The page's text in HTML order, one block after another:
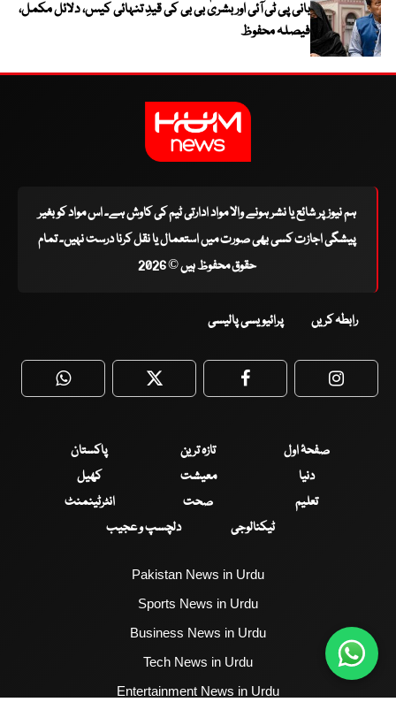
بانی پی ٹی آئی اور بشریٰ بی بی کی قیدِ تنہائی کیس، دلائل مکمل،
فیصلہ محفوظ
ہم نیوز پر شائع یا نشر ہونے والا مواد ادارتی ٹیم کی کاوش ہے۔ اس مواد کو بغیر
پیشگی اجازت کسی بھی صورت میں استعمال یا نقل کرنا درست نہیں۔ تمام
حقوق محفوظ ہیں © 2026
رابطہ کریں پرائیویسی پالیسی
WhatsApp Twitter Facebook
صفحۂ اول تازہ ترین
پاکستان
دنیا
معیشت
کھیل
تعلیم
صحت
انٹرٹینمنٹ
ٹیکنالوجی
دلچسپ و عجیب
Pakistan News in Urdu
Sports News in Urdu
Business News in Urdu
Tech News in Urdu
Entertainment News in Urdu